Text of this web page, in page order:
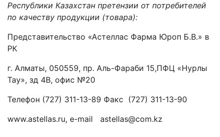
Республики Казахстан претензии от потребителей
по качеству продукции (товара):
Представительство «Астеллас Фарма Юроп Б.В.» в
РК
г. Алматы, 050559, пр. Аль-Фараби 15,ПФЦ «Нурлы
Тау», зд 4В, офис №20
Телефон (727) 311-13-89 Факс (727) 311-13-90
www.astellas.ru, e-mail astellas@com.kz